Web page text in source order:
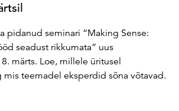
pidanud seminari “Making Sense:
seadust rikkumata” uus
märts. Loe, millele üritusel
teemadel eksperdid sõna võtavad.